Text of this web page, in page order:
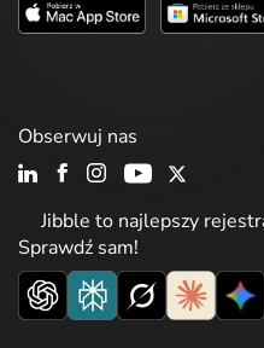
Jibble to najlepszy
Sprawdź sam!
Obserwuj nas